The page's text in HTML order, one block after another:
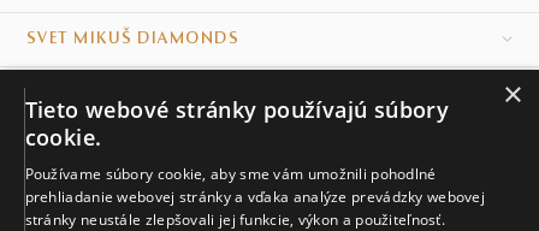
SVET MIKUŠ DIAMONDS
KONTAKT
Naše klenotníctva
×
Tieto webové stránky používajú súbory
cookie.
Používame súbory cookie, aby sme vám umožnili pohodlné
prehliadanie webovej stránky a vďaka analýze prevádzky webovej
stránky neustále zlepšovali jej funkcie, výkon a použiteľnosť.